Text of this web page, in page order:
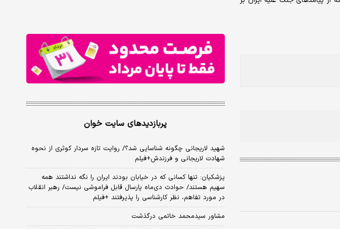
پربازدیدهای سایت خوان
شهید لاریجانی چگونه شناسایی شد؟/ روایت تازه سردار کوثری از نحوه
شهادت لاریجانی و فرزندش+فیلم
پزشکیان: تنها کسانی که در خیابان بودند ایران را نگه نداشتند همه
سهیم هستند/ حوادث دی‌ماه پارسال قابل فراموشی نیست/ رهبر انقلاب
در مورد تفاهم، نظر کارشناسی را پذیرفتند +فیلم
مشاور سیدمحمد خاتمی درگذشت